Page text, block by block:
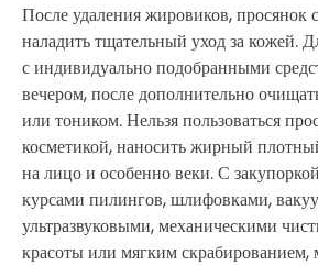
После удаления жировиков, просянок
наладить тщательный уход за кожей.
с индивидуально подобранными
вечером, после дополнительно
или тоником. Нельзя пользоваться
косметикой, наносить жирный
на лицо и особенно веки. С
курсами пилингов, шлифовками,
ультразвуковыми, механическими
красоты или мягким скрабированием,